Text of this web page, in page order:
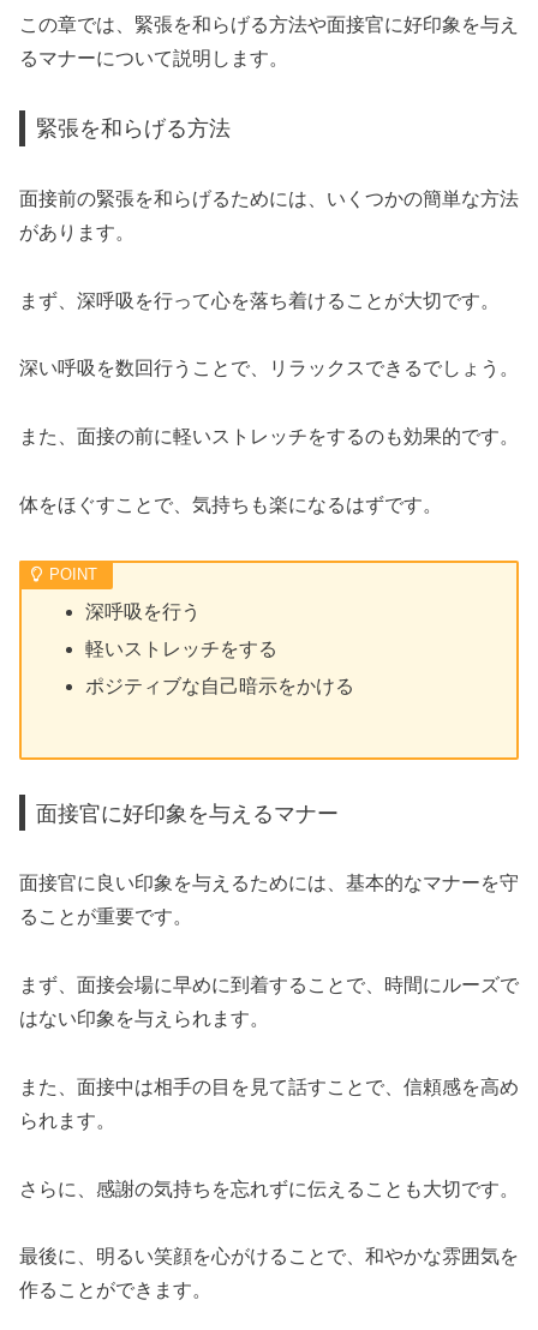
この章では、緊張を和らげる方法や面接官に好印象を与え
るマナーについて説明します。
緊張を和らげる方法
面接前の緊張を和らげるためには、いくつかの簡単な方法
があります。
まず、深呼吸を行って心を落ち着けることが大切です。
深い呼吸を数回行うことで、リラックスできるでしょう。
また、面接の前に軽いストレッチをするのも効果的です。
体をほぐすことで、気持ちも楽になるはずです。
深呼吸を行う
軽いストレッチをする
ポジティブな自己暗示をかける
面接官に好印象を与えるマナー
面接官に良い印象を与えるためには、基本的なマナーを守
ることが重要です。
まず、面接会場に早めに到着することで、時間にルーズで
はない印象を与えられます。
また、面接中は相手の目を見て話すことで、信頼感を高め
られます。
さらに、感謝の気持ちを忘れずに伝えることも大切です。
最後に、明るい笑顔を心がけることで、和やかな雰囲気を
作ることができます。